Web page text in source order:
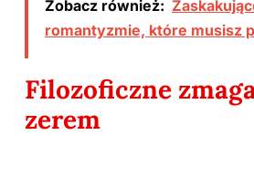
Zobacz również:
romantyzmie, które musisz
Filozoficzne
zerem